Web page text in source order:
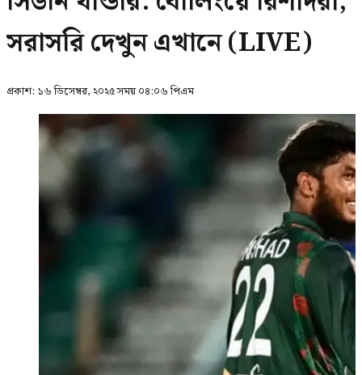
সরাসরি দেখুন এখানে (LIVE)
প্রকাশ: ১৬ ডিসেম্বর, ২০২৫ সময় ০৪:০৬ পিএম